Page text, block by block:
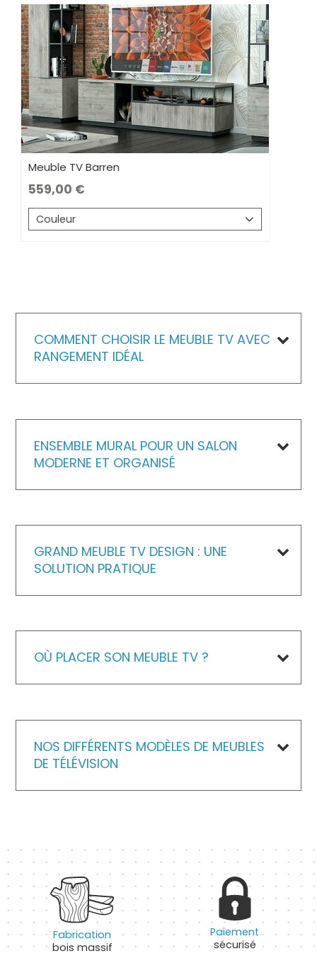
Meuble TV Barren
559,00
Couleur
COMMENT CHOISIR LE MEUBLE TV AVEC
RANGEMENT IDÉAL
ENSEMBLE MURAL POUR UN SALON
MODERNE ET ORGANISÉ
GRAND MEUBLE TV DESIGN : UNE
SOLUTION PRATIQUE
OÙ PLACER SON MEUBLE TV ?
NOS DIFFÉRENTS MODÈLES DE MEUBLES
DE TÉLÉVISION
Fabrication
bois massif
Paiement
sécurisé